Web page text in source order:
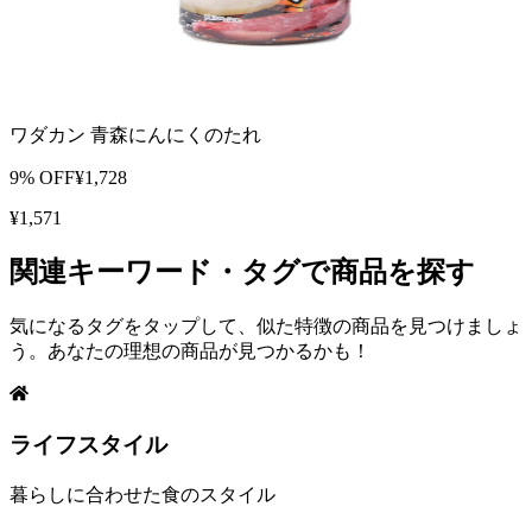
ワダカン 青森にんにくのたれ
9% OFF¥1,728
¥1,571
関連キーワード・タグで商品を探す
気になるタグをタップして、似た特徴の商品を見つけましょ
う。あなたの理想の商品が見つかるかも！
ライフスタイル
暮らしに合わせた食のスタイル